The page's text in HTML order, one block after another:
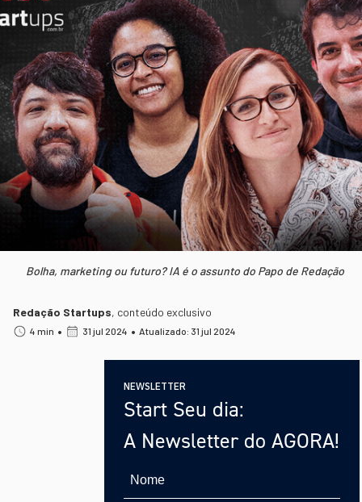
Bolha, marketing ou futuro? IA é o assunto do Papo de Redação
Redação Startups, conteúdo exclusivo
4 min • 31 jul 2024 • Atualizado: 31 jul 2024
NEWSLETTER
Start Seu dia:
A Newsletter do AGORA!